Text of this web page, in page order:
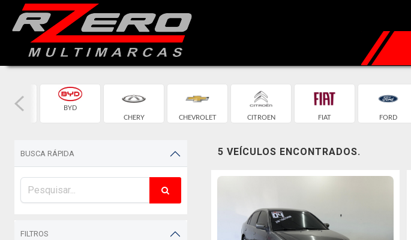
BYD
CHERY
CHEVROLET CITROEN FIAT FORD
BUSCA RÁPIDA
FILTROS
5 VEÍCULOS ENCONTRADOS.